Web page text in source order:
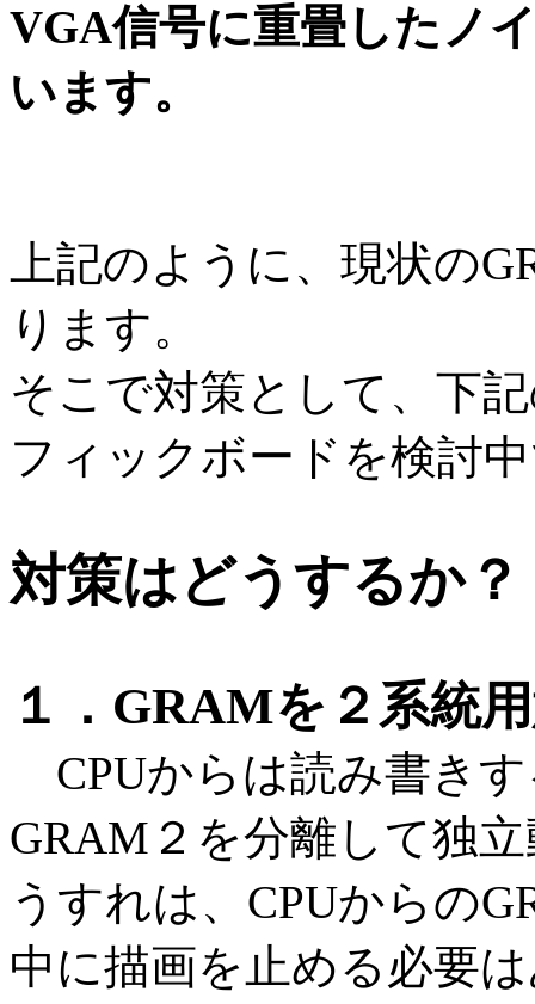
VGA信号に重畳したノ
います。
上記のように、現状の
ります。
そこで対策として、下
フィックボードを検討
対策はどうするか？
１．GRAMを２系統
CPUからは読み書き
GRAM２を分離して独
うすれは、CPUからの
中に描画を止める必要